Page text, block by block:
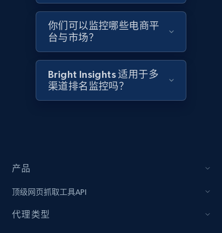
Target - Discover products by category url
URL, Product id, Title, Product description,
Rating, Reviews count, Initial price, Discount,
and more.
1.3K+ 174+
URL, Product id, Title, Product description,
and more.
1.3K+
你们可以监控哪些电商平
台与市场？
Bright Insights 适用于多
渠道排名监控吗？
产品
顶级网页抓取工具API
代理类型